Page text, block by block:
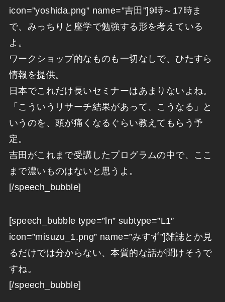
icon=”yoshida.png” name=”吉田”]9時～17時ま
で、みっちりと座学で勉強する形を考えている
よ。
ワークショップ的なものも一切なしで、ひたすら
情報を提供。
日本でこれだけ長いセミナーはあまりないよね。
「こういうリサーチ結果があって、こうなる」と
いうのを、頭が痛くなるぐらい教えてもらう予
定。
吉田がこれまで受講したプログラムの中で、ここ
まで濃いものはないと思うよ。
[/speech_bubble]
[speech_bubble type=”ln” subtype=”L1″
icon=”misuzu_1.png” name=”みすず”]雑誌とか見
るだけでは分からない、本質的な話が聞けそうで
すね。
[/speech_bubble]